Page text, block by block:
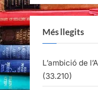
Més llegits
L’ambició de
(33.210)